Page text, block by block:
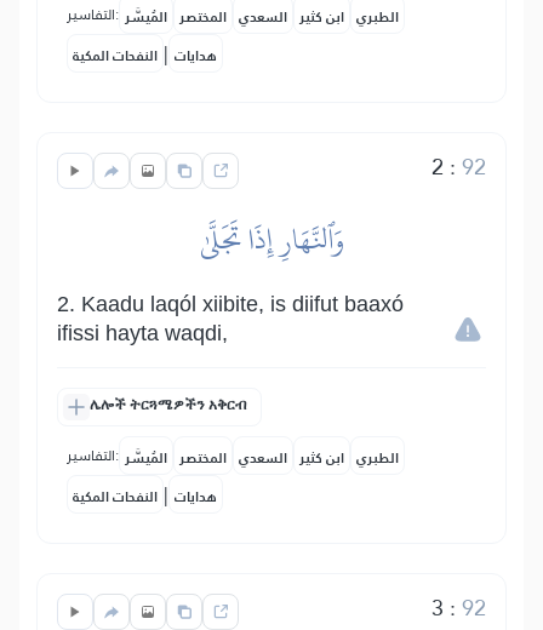
التفاسير: المُيسَّر المختصر السعدي ابن كثير الطبري
النفحات المكية | هدايات
2 :92
وَٱلنَّهَارِ إِذَا تَجَلَّىٰ
2. Kaadu laqól xiibite, is diifut baaxó
ifissi hayta waqdi,
ሌሎች ትርጓሜዎችን አቅርብ
التفاسير: المُيسَّر المختصر السعدي ابن كثير الطبري
النفحات المكية | هدايات
3 :92